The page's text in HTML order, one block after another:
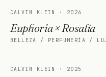
CALVIN KLEIN · 2026
Euphoria × Rosalía
BELLEZA / PERFUMERÍA /
CALVIN KLEIN · 2025